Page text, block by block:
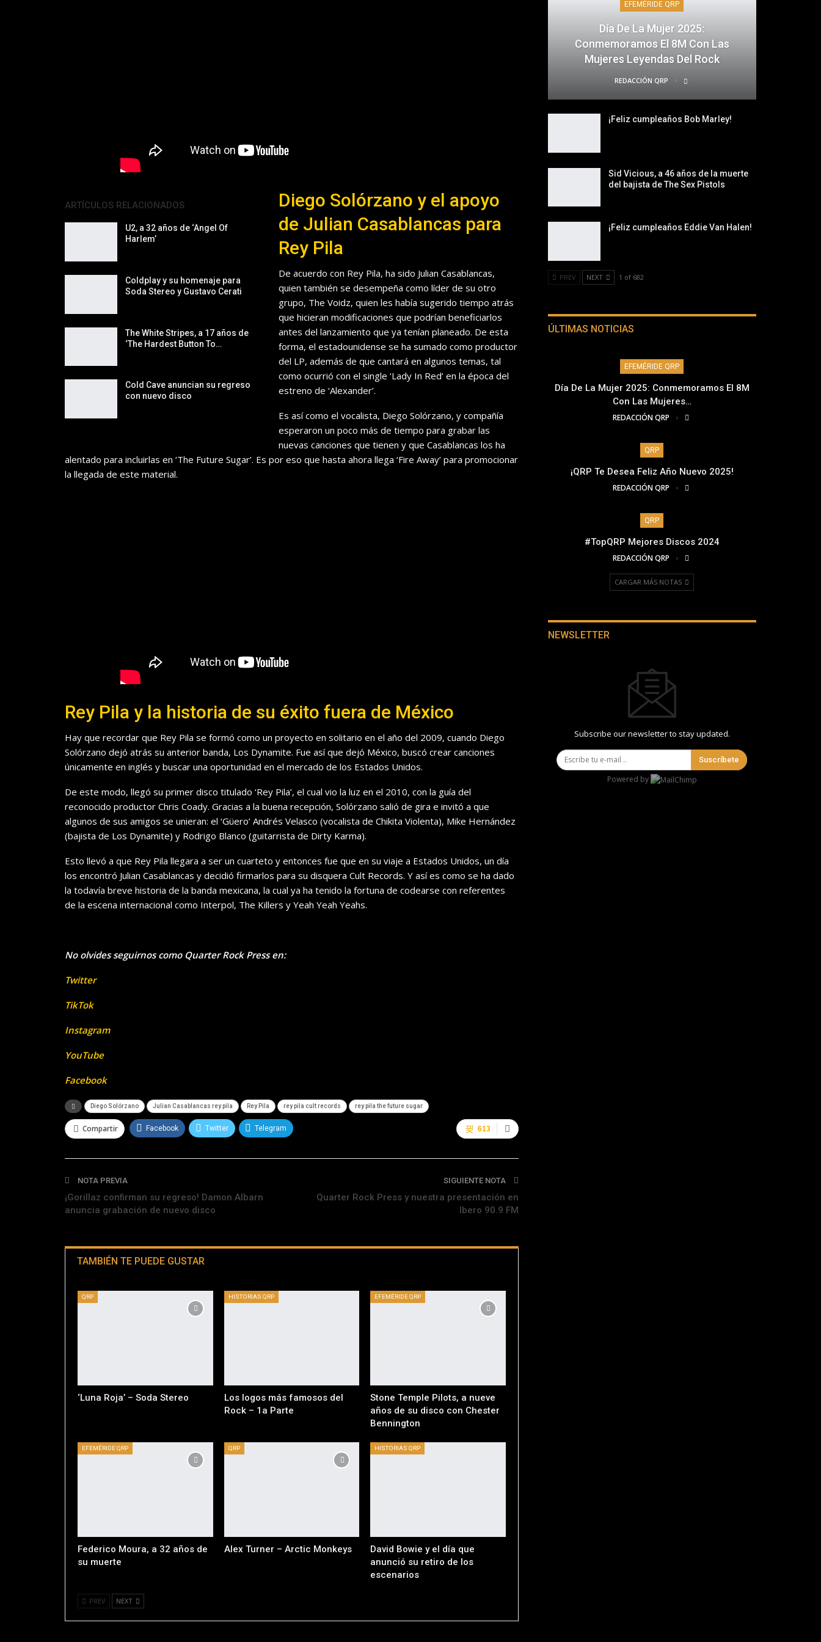
ARTÍCULOS RELACIONADOS
U2, a 32 años de ‘Angel Of
Harlem’
Coldplay y su homenaje para
Soda Stereo y Gustavo Cerati
The White Stripes, a 17 años de
‘The Hardest Button To…
Cold Cave anuncian su regreso
con nuevo disco
Diego Solórzano y el apoyo
de Julian Casablancas para
Rey Pila
De acuerdo con Rey Pila, ha sido Julian Casablancas,
quien también se desempeña como líder de su otro
grupo, The Voidz, quien les había sugerido tiempo atrás
que hicieran modificaciones que podrían beneficiarlos
antes del lanzamiento que ya tenían planeado. De esta
forma, el estadounidense se ha sumado como productor
del LP, además de que cantará en algunos temas, tal
como ocurrió con el single ‘Lady In Red’ en la época del
estreno de ‘Alexander’.
Es así como el vocalista, Diego Solórzano, y compañía
esperaron un poco más de tiempo para grabar las
nuevas canciones que tienen y que Casablancas los ha
alentado para incluirlas en ‘The Future Sugar’. Es por eso que hasta ahora llega ‘Fire Away’ para promocionar
la llegada de este material.
Rey Pila y la historia de su éxito fuera de México
Hay que recordar que Rey Pila se formó como un proyecto en solitario en el año del 2009, cuando Diego
Solórzano dejó atrás su anterior banda, Los Dynamite. Fue así que dejó México, buscó crear canciones
únicamente en inglés y buscar una oportunidad en el mercado de los Estados Unidos.
De este modo, llegó su primer disco titulado ‘Rey Pila’, el cual vio la luz en el 2010, con la guía del
reconocido productor Chris Coady. Gracias a la buena recepción, Solórzano salió de gira e invitó a que
algunos de sus amigos se unieran: el ‘Güero’ Andrés Velasco (vocalista de Chikita Violenta), Mike Hernández
(bajista de Los Dynamite) y Rodrigo Blanco (guitarrista de Dirty Karma).
Esto llevó a que Rey Pila llegara a ser un cuarteto y entonces fue que en su viaje a Estados Unidos, un día
los encontró Julian Casablancas y decidió firmarlos para su disquera Cult Records. Y así es como se ha dado
la todavía breve historia de la banda mexicana, la cual ya ha tenido la fortuna de codearse con referentes
de la escena internacional como Interpol, The Killers y Yeah Yeah Yeahs.
No olvides seguirnos como Quarter Rock Press en:
Twitter
TikTok
Instagram
YouTube
Facebook
Diego Solórzano Julian Casablancas rey pila Rey Pila rey pila cult records rey pila the future sugar
613
Compartir Facebook Twitter Telegram
NOTA PREVIA
¡Gorillaz confirman su regreso! Damon Albarn
anuncia grabación de nuevo disco
SIGUIENTE NOTA
Quarter Rock Press y nuestra presentación en
Ibero 90.9 FM
TAMBIÉN TE PUEDE GUSTAR
QRP
‘Luna Roja’ – Soda Stereo
HISTORIAS QRP
Los logos más famosos del
Rock – 1a Parte
EFEMÉRIDE QRP
Stone Temple Pilots, a nueve
años de su disco con Chester
Bennington
EFEMÉRIDE QRP
Federico Moura, a 32 años de
su muerte
QRP
Alex Turner – Arctic Monkeys
HISTORIAS QRP
David Bowie y el día que
anunció su retiro de los
escenarios
PREV NEXT
EFEMÉRIDE QRP
Día De La Mujer 2025:
Conmemoramos El 8M Con Las
Mujeres Leyendas Del Rock
REDACCIÓN QRP
¡Feliz cumpleaños Bob Marley!
Sid Vicious, a 46 años de la muerte
del bajista de The Sex Pistols
¡Feliz cumpleaños Eddie Van Halen!
PREV NEXT 1 of 682
ÚLTIMAS NOTICIAS
EFEMÉRIDE QRP
Día De La Mujer 2025: Conmemoramos El 8M
Con Las Mujeres…
REDACCIÓN QRP
QRP
¡QRP Te Desea Feliz Año Nuevo 2025!
REDACCIÓN QRP
QRP
#TopQRP Mejores Discos 2024
REDACCIÓN QRP
CARGAR MÁS NOTAS
NEWSLETTER
Subscribe our newsletter to stay updated.
Suscríbete
Powered by